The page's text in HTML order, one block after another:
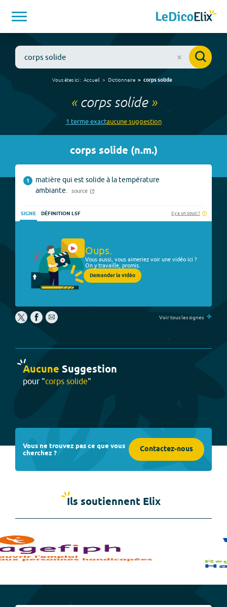
Vous êtes ici : Accueil Dictionnaire corps solide
« corps solide»
1 termeexactaucunesuggestion
corps solide (n.m.)
1
matière qui est solide à la température
ambiante.
source
SIGNE DÉFINITION LSF Il y a un souci ?
Oups.
Vous aussi, vous aimeriez voir une vidéo ici ?
On y travaille, promis.
Demander la vidéo
Voir tous les signes +
Aucune Suggestion
pour "corps solide"
Vous ne trouvez pas ce que vous
cherchez ? Contactez-nous
Ils soutiennent Elix